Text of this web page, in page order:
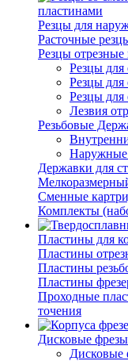
пластинами
Резцы для
Расточные
Резцы
Резцы для
Резцы для
Резцы для
Лезвия
Резьбовые
Наружные
Державки для
Сменные
Комплекты
Пластины для
Пластины
Пластины
Пластины
Проходные
точения
Дисковые фрезы
Дисковые